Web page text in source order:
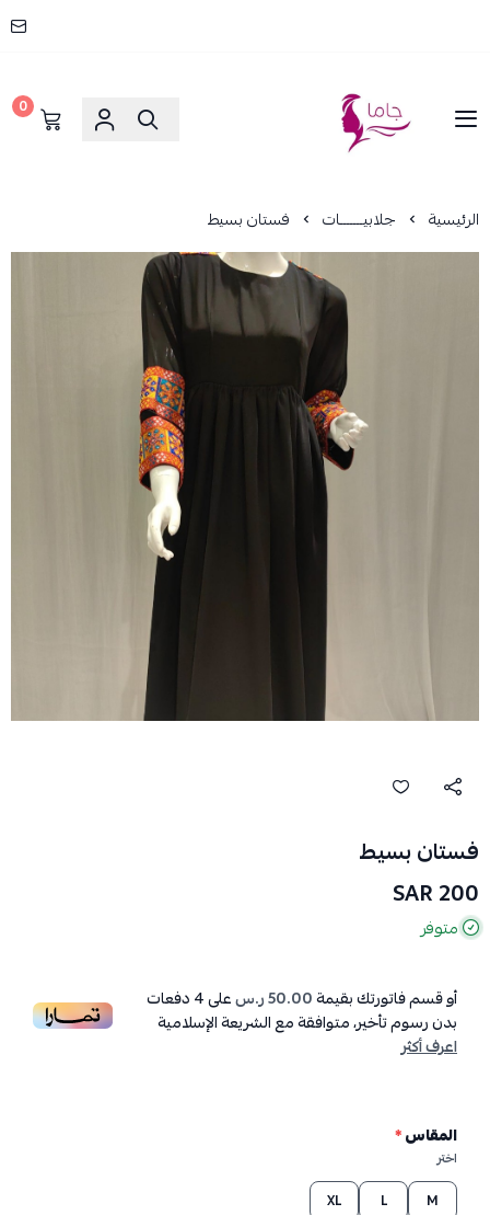
جاما _ JAMA
0
الرئيسية جلابيـــــــات فستان بسيط
فستان بسيط
200 SAR
متوفر
أو قسم فاتورتك بقيمة50.00 ر.س على4دفعات
بدون رسوم تأخير، متوافقة مع الشريعة الإسلامية
اعرف أكثر
المقاس*
اختر
M
L
XL